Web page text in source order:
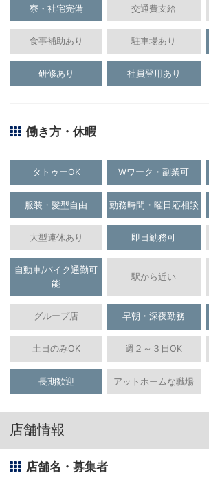
寮・社宅完備 交通費支給
食事補助あり 駐車場あり
研修あり 社員登用あり
働き方・休暇
タトゥーOK Wワーク・副業可
服装・髪型自由 勤務時間・曜日応相談
大型連休あり 即日勤務可
自動車/バイク通勤可
能
駅から近い
グループ店 早朝・深夜勤務
土日のみOK 週２～３日OK
長期歓迎 アットホームな職場
店舗情報
店舗名・募集者